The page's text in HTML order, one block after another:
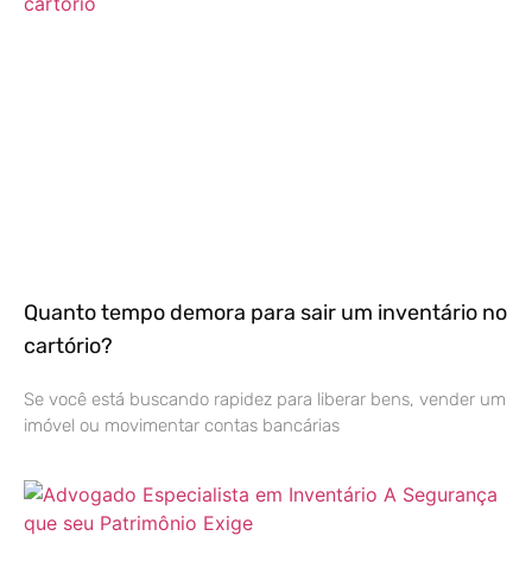
Quanto tempo demora para sair um inventário no
cartório?
Se você está buscando rapidez para liberar bens, vender um
imóvel ou movimentar contas bancárias